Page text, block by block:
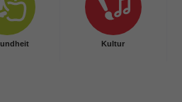
Kultur